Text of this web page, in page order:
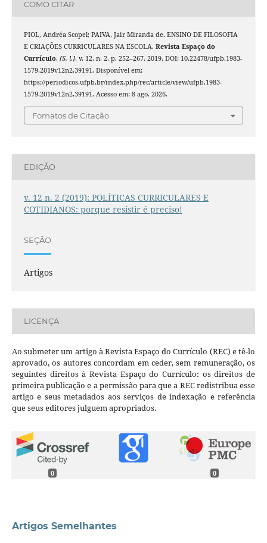
COMO CITAR
PIOL, Andréa Scopel; PAIVA, Jair Miranda de. ENSINO DE FILOSOFIA
E CRIAÇÕES CURRICULARES NA ESCOLA. Revista Espaço do
Currículo, [S. l.], v. 12, n. 2, p. 252–267, 2019. DOI: 10.22478/ufpb.1983-
1579.2019v12n2.39191. Disponível em:
https://periodicos.ufpb.br/index.php/rec/article/view/ufpb.1983-
1579.2019v12n2.39191. Acesso em: 8 ago. 2026.
Fomatos de Citação
EDIÇÃO
v. 12 n. 2 (2019): POLÍTICAS CURRICULARES E
COTIDIANOS: porque resistir é preciso!
SEÇÃO
Artigos
LICENÇA
Ao submeter um artigo à Revista Espaço do Currículo (REC) e tê-lo
aprovado, os autores concordam em ceder, sem remuneração, os
seguintes direitos à Revista Espaço do Currículo: os direitos de
primeira publicação e a permissão para que a REC redistribua esse
artigo e seus metadados aos serviços de indexação e referência
que seus editores julguem apropriados.
0 0
Artigos Semelhantes